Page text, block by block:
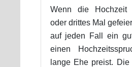
Wenn die Hochzeit
oder drittes Mal
auf jeden Fall ein
einen
lange Ehe preist.